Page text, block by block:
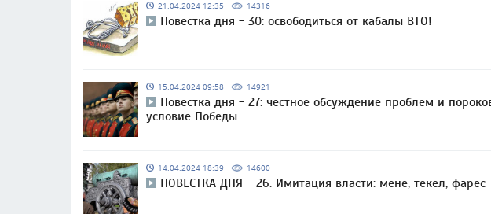
21.04.2024 12:35 14316
Повестка дня - 30: освободиться от кабалы ВТО!
15.04.2024 09:58 14921
Повестка дня - 27: честное обсуждение проблем и
условие Победы
14.04.2024 18:39 14600
ПОВЕСТКА ДНЯ - 26. Имитация власти: мене, текел, фарес